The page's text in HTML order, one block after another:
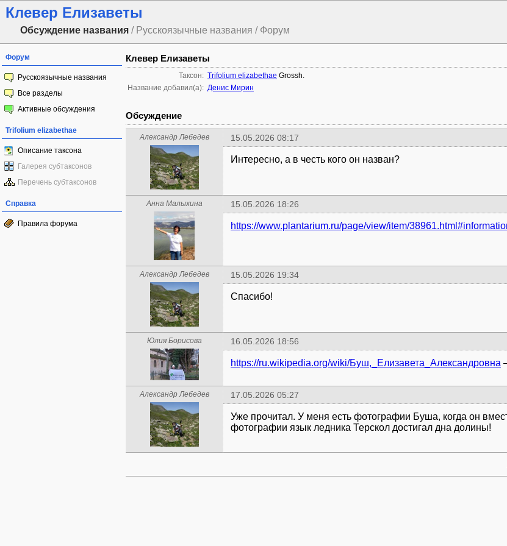
Клевер Елизаветы
Обсуждение названия / Русскоязычные названия / Форум
Форум
Русскоязычные названия
Все разделы
Активные обсуждения
Trifolium elizabethae
Описание таксона
Галерея субтаксонов
Перечень субтаксонов
Справка
Правила форума
Клевер Елизаветы
Таксон: Trifolium elizabethae Grossh.
Название добавил(а): Денис Мирин
Обсуждение
Александр Лебедев 15.05.2026 08:17
Интересно, а в честь кого он назван?
Анна Малыхина 15.05.2026 18:26
https://www.plantarium.ru/page/view/item/
Александр Лебедев 15.05.2026 19:34
Спасибо!
Юлия Борисова 16.05.2026 18:56
https://ru.wikipedia.org/wiki/Буш,_Елизавета_Александровна
Александр Лебедев 17.05.2026 05:27
Уже прочитал. У меня есть фотографии Буша, когда он
фотографии язык ледника Терскол достигал дна долины!